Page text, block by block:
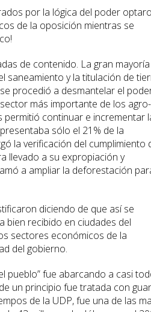
por la lógica del poder
de la oposición mientras se
de contenido. La gran
saneamiento y la titulación de
procedió a desmantelar el
más importante de los agro-
continuar e incrementar
sólo el 21% de la
la verificación del cumplimiento
llevado a su expropiación y
a ampliar la deforestación
diciendo de que así se
bien recibido en ciudades del
sectores económicos de la
del gobierno.
pueblo” fue abarcando a casi
un principio fue tratada con
de la UDP, fue una de las